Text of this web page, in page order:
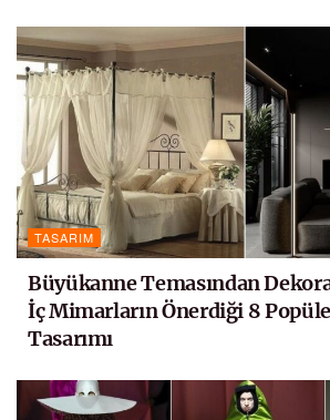
TASARIM
Büyükanne Temasından
İç Mimarların Önerdiği 8
Tasarımı